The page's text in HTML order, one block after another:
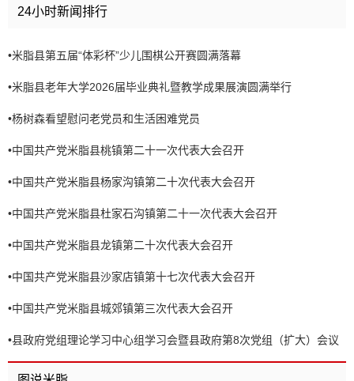
24小时新闻排行
•米脂县第五届“体彩杯”少儿围棋公开赛圆满落幕
•米脂县老年大学2026届毕业典礼暨教学成果展演圆满举行
•杨树森看望慰问老党员和生活困难党员
•中国共产党米脂县桃镇第二十一次代表大会召开
•中国共产党米脂县杨家沟镇第二十次代表大会召开
•中国共产党米脂县杜家石沟镇第二十一次代表大会召开
•中国共产党米脂县龙镇第二十次代表大会召开
•中国共产党米脂县沙家店镇第十七次代表大会召开
•中国共产党米脂县城郊镇第三次代表大会召开
•县政府党组理论学习中心组学习会暨县政府第8次党组（扩大）会议
召开